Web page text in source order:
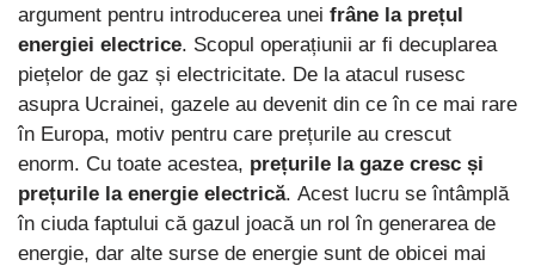
argument pentru introducerea unei frâne la prețul
energiei electrice. Scopul operațiunii ar fi decuplarea
piețelor de gaz și electricitate. De la atacul rusesc
asupra Ucrainei, gazele au devenit din ce în ce mai rare
în Europa, motiv pentru care prețurile au crescut
enorm. Cu toate acestea, prețurile la gaze cresc și
prețurile la energie electrică. Acest lucru se întâmplă
în ciuda faptului că gazul joacă un rol în generarea de
energie, dar alte surse de energie sunt de obicei mai